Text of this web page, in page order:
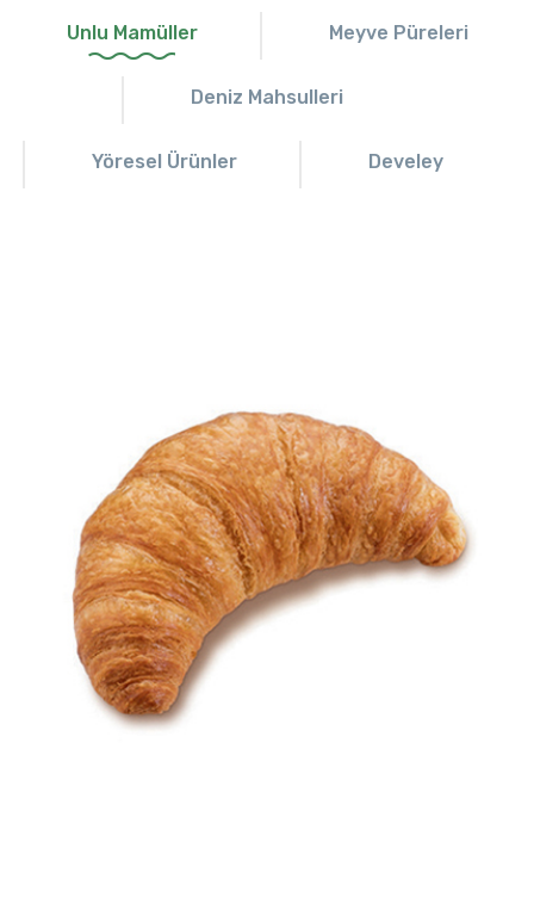
Unlu Mamüller Meyve Püreleri
Deniz Mahsulleri
Yöresel Ürünler Develey